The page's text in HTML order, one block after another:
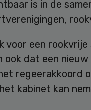
is in de
voor een rookvrije
ook dat een
regeerakkoord
kabinet kan